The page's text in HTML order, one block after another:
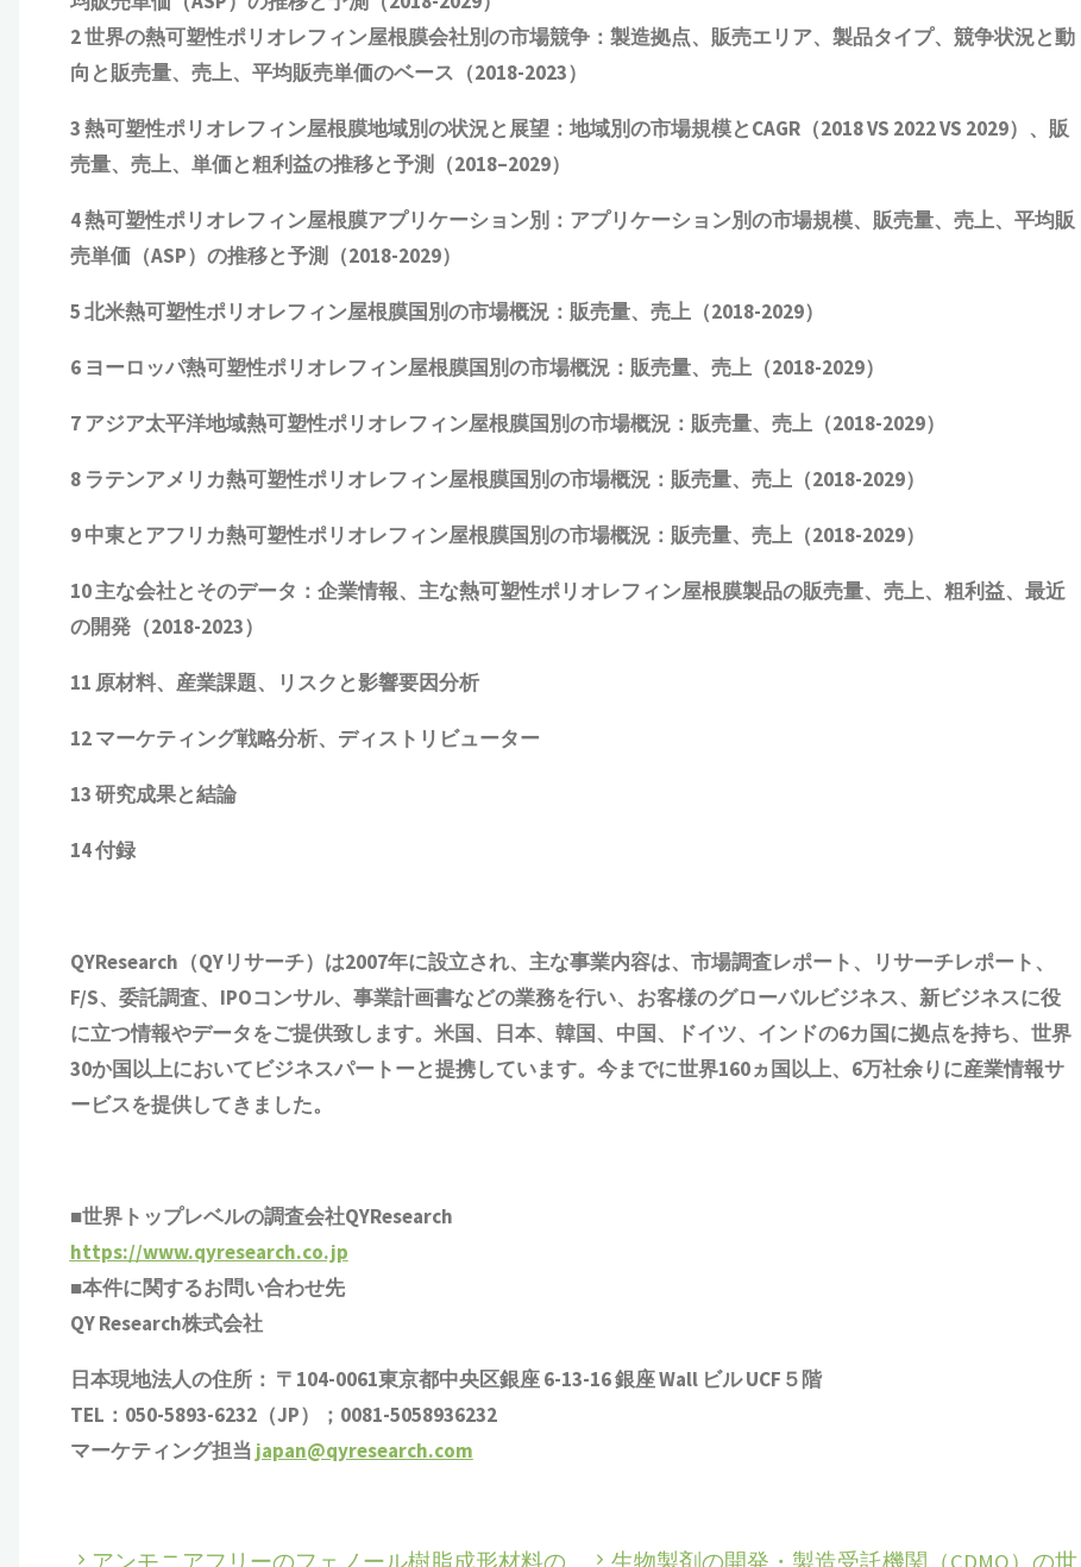
2 世界の熱可塑性ポリオレフィン屋根膜会社別の市場競争：製造拠点、販売エリア、製品タイプ、競争状況と動
向 と販売量、売上、平均販売単価のベース（2018-2023）
3 熱可塑性ポリオレフィン屋根膜地域別の状況と展望：地域別の市場規模とCAGR（2018 VS 2022 VS 2029）、販
売量、売上、単価と粗利益の推移と予測（2018–2029）
4 熱可塑性ポリオレフィン屋根膜アプリケーション別：アプリケーション別の市場規模、 販売量、売上、平均販
売単価（ASP） の推移と予測（2018-2029）
5 北米熱可塑性ポリオレフィン屋根膜国別の市場概況：販売量、売上（2018-2029）
6 ヨーロッパ熱可塑性ポリオレフィン屋根膜国別の市場概況：販売量、売上（2018-2029）
7 アジア太平洋地域熱可塑性ポリオレフィン屋根膜国別の市場概況：販売量、売上（2018-2029）
8 ラテンアメリカ熱可塑性ポリオレフィン屋根膜国別の市場概況：販売量、売上（2018-2029）
9 中東とアフリカ熱可塑性ポリオレフィン屋根膜国別の市場概況：販売量、売上（2018-2029）
10 主な会社とそのデータ：企業情報、主な熱可塑性ポリオレフィン屋根膜製品の販売量、売上、粗利益、最近
の開発（2018-2023）
11 原材料、産業課題、リスクと影響要因分析
12 マーケティング戦略分析、ディストリビューター
13 研究成果と結論
14 付録
QYResearch（QYリサーチ）は2007年に設立され、主な事業内容は、 市場調査レポート、リサーチレポート、
F/S、委託調査、IPOコンサル、事業計画書などの業務を行い、お客様のグローバルビジネス、新ビジネスに役
に立つ情報やデータをご提供致します。米国、日本、韓国、中国、ドイツ、 インドの6カ国に拠点を持ち、世界
30か国以上においてビジネスパートーと提携しています。今までに世界160ヵ国以上、6万社余りに産業情報サ
ービスを提供してきました。
■世界トップレベルの調査会社QYResearch
https://www.qyresearch.co.jp
■本件に関するお問い合わせ先
QY Research株式会社
日本現地法人の住所： 〒104-0061東京都中央区銀座 6-13-16 銀座 Wall ビル UCF５階
TEL：050-5893-6232（JP）；0081-5058936232
マーケティング担当 japan@qyresearch.com
アンモニアフリーのフェノール樹脂成形材料の 生物製剤の開発・製造受託機関（CDMO）の世